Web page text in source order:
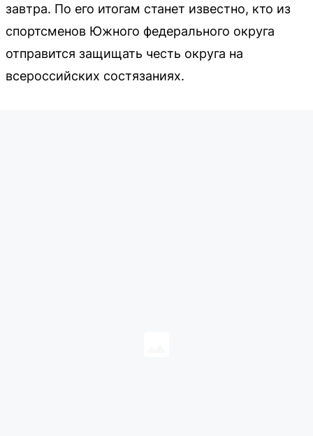
завтра. По его итогам станет известно, кто из
спортсменов Южного федерального округа
отправится защищать честь округа на
всероссийских состязаниях.